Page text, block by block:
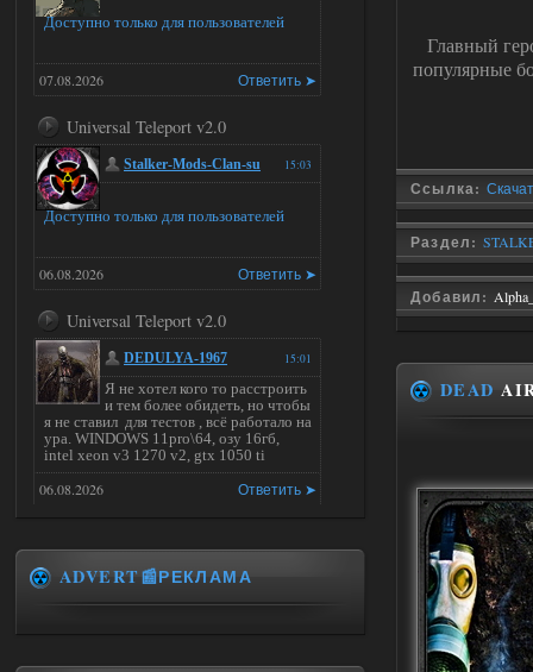
Главный
популярные
Ссылка:
Раздел:
Добавил:
DEAD
Доступно только для пользователей
Ответить ➤
07.08.2026
Universal Teleport v2.0
15:03
Stalker-Mods-Clan-su
Доступно только для пользователей
Ответить ➤
06.08.2026
Universal Teleport v2.0
15:01
DEDULYA-1967
Я не хотел кого то расстроить
и тем более обидеть, но чтобы
я не ставил для тестов , всё работало на
ура. WINDOWS 11pro\64, озу 16гб,
intel xeon v3 1270 v2, gtx 1050 ti
Ответить ➤
06.08.2026
Stalker-Mods-Clan-su
ADVERT📰РЕКЛАМА